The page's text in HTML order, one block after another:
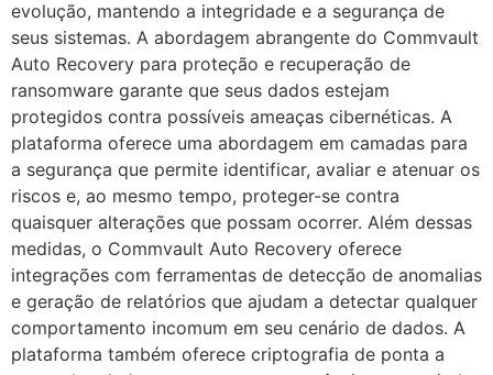
evolução, mantendo a integridade e a segurança de
seus sistemas. A abordagem abrangente do Commvault
Auto Recovery para proteção e recuperação de
ransomware garante que seus dados estejam
protegidos contra possíveis ameaças cibernéticas. A
plataforma oferece uma abordagem em camadas para
a segurança que permite identificar, avaliar e atenuar os
riscos e, ao mesmo tempo, proteger-se contra
quaisquer alterações que possam ocorrer. Além dessas
medidas, o Commvault Auto Recovery oferece
integrações com ferramentas de detecção de anomalias
e geração de relatórios que ajudam a detectar qualquer
comportamento incomum em seu cenário de dados. A
plataforma também oferece criptografia de ponta a